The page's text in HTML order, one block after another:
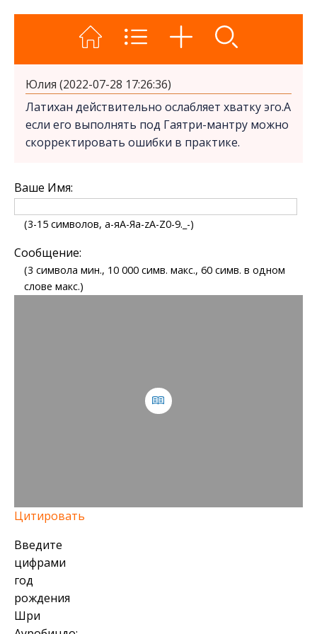
Юлия (2022-07-28 17:26:36)
Латихан действительно ослабляет хватку эго.А
если его выполнять под Гаятри-мантру можно
скорректировать ошибки в практике.
Ваше Имя:
(3-15 символов, а-яА-Яa-zA-Z0-9._-)
Сообщение:
(3 символа мин., 10 000 симв. макс., 60 симв. в одном
слове макс.)
Цитировать
Введите
цифрами
год
рождения
Шри